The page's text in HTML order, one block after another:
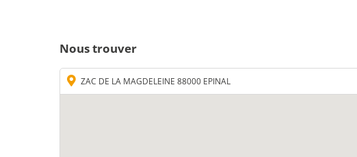
Nous trouver
ZAC DE LA MAGDELEINE 88000 EPINAL